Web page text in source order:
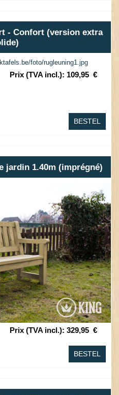
- Confort (version extra
Prix (TVA incl.): 109,95 €
BESTEL
jardin 1.40m (imprégné)
Prix (TVA incl.): 329,95 €
BESTEL